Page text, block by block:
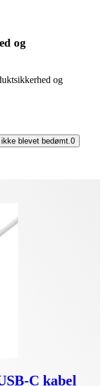
og
og
blevet bedømt. 0
C kabel